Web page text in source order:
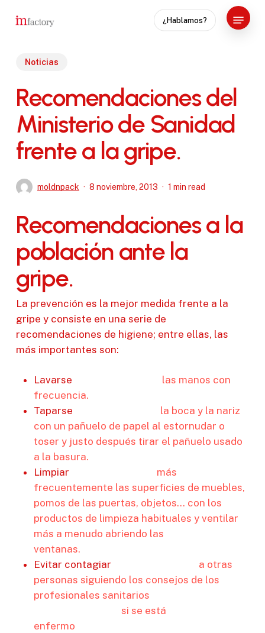
¿Hablamos?
Menu
Noticias
Recomendaciones del
Ministerio de Sanidad
frente a la gripe.
moldnpack 8 noviembre, 2013 1 min read
Recomendaciones a la
población ante la
gripe.
La prevención es la mejor medida frente a la
gripe y consiste en una serie de
recomendaciones de higiene; entre ellas, las
más importantes son:
Lavarse
las manos con
frecuencia.
Taparse la boca y la nariz
con un pañuelo de papel al estornudar o
toser y justo después tirar el pañuelo usado
a la basura.
Limpiar más
frecuentemente las superficies de muebles,
pomos de las puertas, objetos… con los
productos de limpieza habituales y ventilar
más a menudo abriendo las
ventanas.
Evitar contagiar a otras
personas siguiendo los consejos de los
profesionales sanitarios
si se está
enfermo